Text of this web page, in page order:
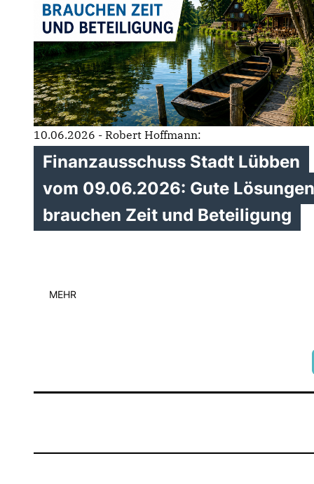
10.06.2026 - Robert Hoffmann:
Finanzausschuss Stadt Lübben
vom 09.06.2026: Gute Lösungen
brauchen Zeit und Beteiligung
MEHR